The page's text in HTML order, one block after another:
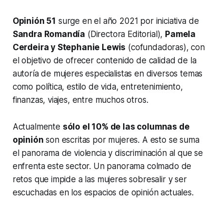
Opinión 51 surge en el año 2021 por iniciativa de
Sandra Romandía (Directora Editorial), Pamela
Cerdeira y Stephanie Lewis (cofundadoras), con
el objetivo de ofrecer contenido de calidad de la
autoría de mujeres especialistas en diversos temas
como política, estilo de vida, entretenimiento,
finanzas, viajes, entre muchos otros.
Actualmente sólo el 10% de las columnas de
opinión son escritas por mujeres. A esto se suma
el panorama de violencia y discriminación al que se
enfrenta este sector. Un panorama colmado de
retos que impide a las mujeres sobresalir y ser
escuchadas en los espacios de opinión actuales.